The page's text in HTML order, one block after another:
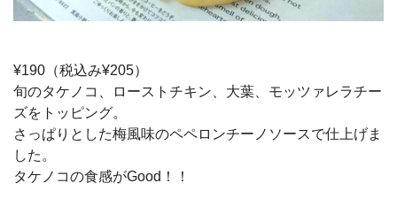
¥190（税込み¥205）
旬のタケノコ、ローストチキン、大葉、モッツァレラチー
ズをトッピング。
さっぱりとした梅風味のペペロンチーノソースで仕上げま
した。
タケノコの食感がGood！！